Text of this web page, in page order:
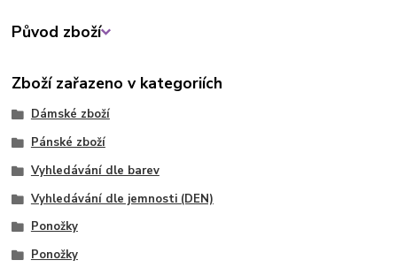
Původ zboží
Zboží zařazeno v kategoriích
Dámské zboží
Pánské zboží
Vyhledávání dle barev
Vyhledávání dle jemnosti (DEN)
Ponožky
Ponožky